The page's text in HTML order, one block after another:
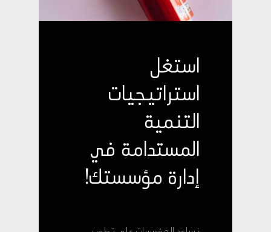
استغل
استراتيجيات
التنمية
المستدامة في
إدارة مؤسستك!